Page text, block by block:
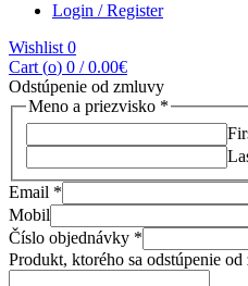
Login / Register
Wishlist 0
Cart (o) 0 / 0.00€
Odstúpenie od zmluvy
Meno a priezvisko *
Email *
Mobil
a
objednávky
odstúpenia
Číslo objednávky *
Produkt, ktorého sa odstúpenie